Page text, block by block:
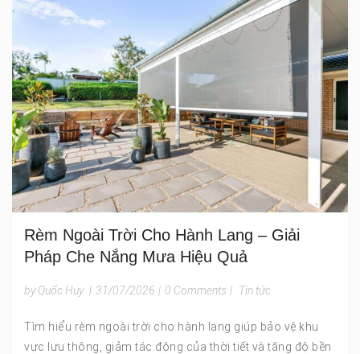
Rèm Ngoài Trời Cho Hành Lang – Giải
Pháp Che Nắng Mưa Hiệu Quả
by Quốc Huy | 31/07/2026 | 0 Comments | Tin tức
Tìm hiểu rèm ngoài trời cho hành lang giúp bảo vệ khu
vực lưu thông, giảm tác động của thời tiết và tăng độ bền